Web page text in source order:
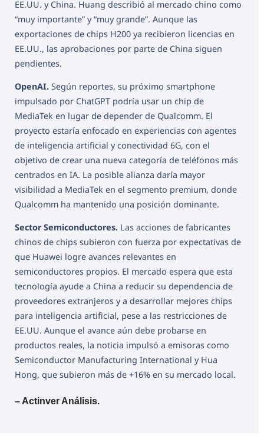
EE.UU. y China. Huang describió al mercado chino como
“muy importante” y “muy grande”. Aunque las
exportaciones de chips H200 ya recibieron licencias en
EE.UU., las aprobaciones por parte de China siguen
pendientes.
OpenAI. Según reportes, su próximo smartphone
impulsado por ChatGPT podría usar un chip de
MediaTek en lugar de depender de Qualcomm. El
proyecto estaría enfocado en experiencias con agentes
de inteligencia artificial y conectividad 6G, con el
objetivo de crear una nueva categoría de teléfonos más
centrados en IA. La posible alianza daría mayor
visibilidad a MediaTek en el segmento premium, donde
Qualcomm ha mantenido una posición dominante.
Sector Semiconductores. Las acciones de fabricantes
chinos de chips subieron con fuerza por expectativas de
que Huawei logre avances relevantes en
semiconductores propios. El mercado espera que esta
tecnología ayude a China a reducir su dependencia de
proveedores extranjeros y a desarrollar mejores chips
para inteligencia artificial, pese a las restricciones de
EE.UU. Aunque el avance aún debe probarse en
productos reales, la noticia impulsó a emisoras como
Semiconductor Manufacturing International y Hua
Hong, que subieron más de +16% en su mercado local.
– Actinver Análisis.